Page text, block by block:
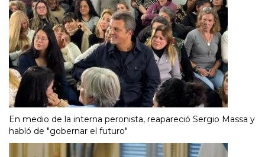
En medio de la interna peronista, reapareció Sergio Massa y
habló de "gobernar el futuro"